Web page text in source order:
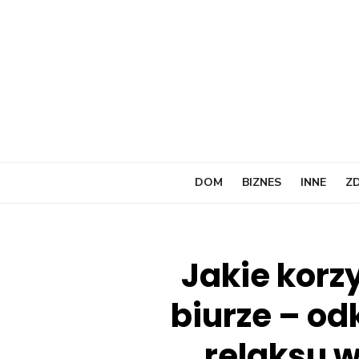
DOM BIZNES INNE
Jakie
biurze –